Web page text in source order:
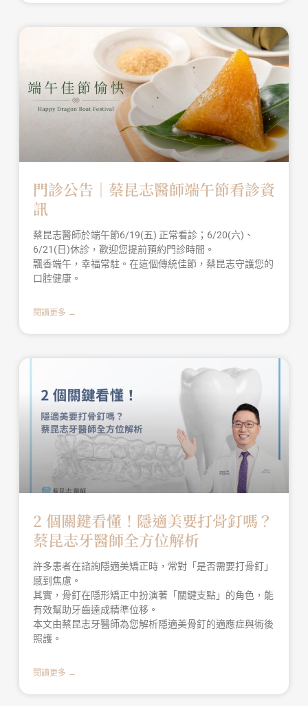
門診公告｜蔡昆志醫師端午節看診資
訊
蔡昆志醫師於端午節6/19(五) 正常看診；6/20(六)、
6/21(日)休診，歡迎您提前預約門診時間。
飄香端午，幸福常駐。在這個傳統佳節，蔡昆志守護您的
口腔健康。
閱讀更多 →
2 個關鍵看懂！隱適美要打骨釘嗎？
蔡昆志牙醫師全方位解析
許多患者在諮詢隱適美矯正時，常對「是否需要打骨釘」
感到焦慮。
其實，骨釘在隱形矯正中扮演著「關鍵支點」的角色，能
有效幫助牙齒達成精準位移。
本文由蔡昆志牙醫師為您解析隱適美骨釘的適應症與術後
照護。
閱讀更多 →